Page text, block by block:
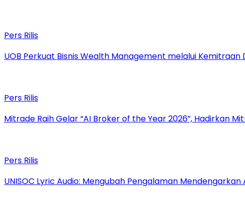
Pers Rilis
UOB Perkuat Bisnis Wealth Management melalui
Pers Rilis
Mitrade Raih Gelar “AI Broker of the Year 2026”, Hadirkan
Pers Rilis
UNISOC Lyric Audio: Mengubah Pengalaman Mendengarkan